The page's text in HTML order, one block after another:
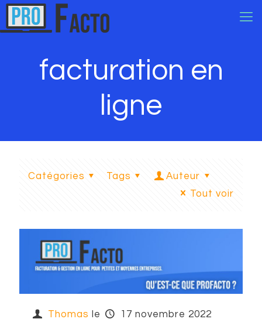
facturation en
ligne
Catégories Tags
Auteur
Tout voir
Thomas le 17 novembre 2022